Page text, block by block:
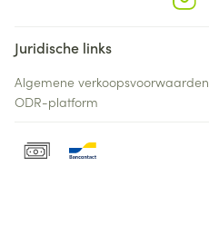
Juridische links
Algemene verkoopsvoorwaarden
ODR-platform